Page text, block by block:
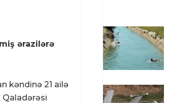
ərazilərə
kəndinə 21 ailə
Qaladərəsi